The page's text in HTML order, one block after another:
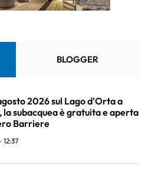
BLOGGER
2026 sul Lago d'Orta a
la subacquea è gratuita e aperta
Barriere